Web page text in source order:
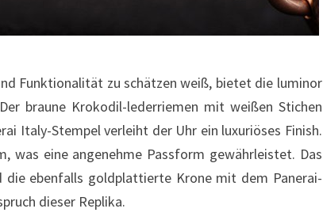
Funktionalität zu schätzen weiß, bietet die luminor
braune Krokodil-lederriemen mit weißen Stichen
Italy-Stempel verleiht der Uhr ein luxuriöses Finish.
was eine angenehme Passform gewährleistet. Das
die ebenfalls goldplattierte Krone mit dem Panerai-
dieser Replika.